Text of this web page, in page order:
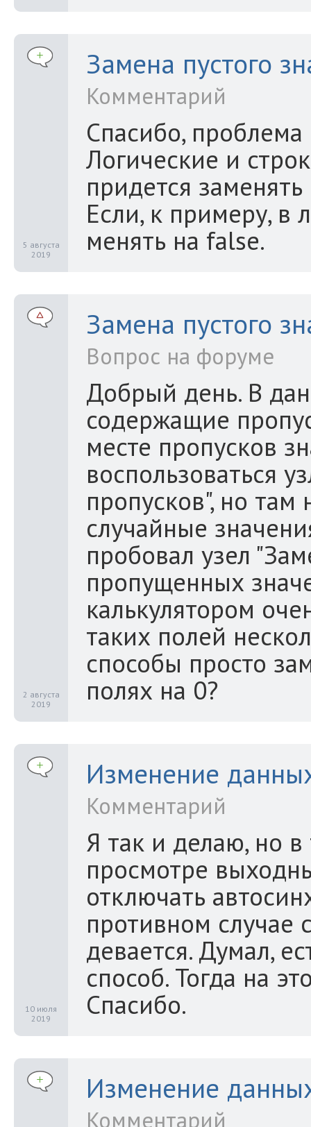
5 августа
2019
Замена пустого
Комментарий
Спасибо,
Логические и
придется
Если, к примеру, в
менять на false.
2 августа
2019
Замена пустого
Вопрос на форуме
Добрый день. В
содержащие
месте пропусков
воспользоваться
пропусков", но там
случайные
пробовал узел
пропущенных
калькулятором
таких полей
способы просто
полях на 0?
10 июля
2019
Изменение
Комментарий
Я так и делаю, но
просмотре
отключать
противном случае
девается. Думал,
способ. Тогда на
Спасибо.
Изменение
Комментарий